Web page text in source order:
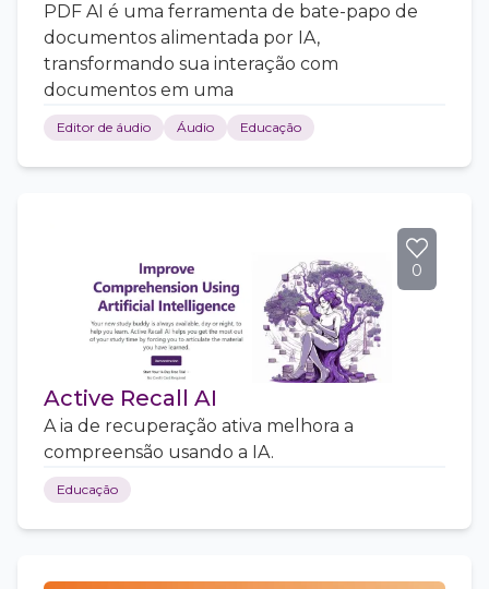
PDF AI é uma ferramenta de bate-papo de
documentos alimentada por IA,
transformando sua interação com
documentos em uma
Editor de áudio Áudio Educação
0
Active Recall AI
A ia de recuperação ativa melhora a
compreensão usando a IA.
Educação